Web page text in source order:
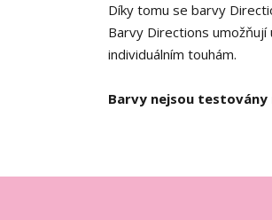
Díky tomu se barvy
Barvy Directions
individuálním touhám.
Barvy nejsou testovány